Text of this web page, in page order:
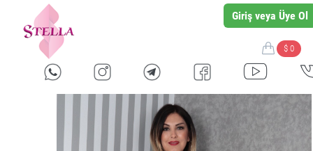
Giriş veya Üye Ol
$ 0